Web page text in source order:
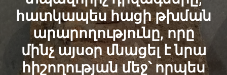
հատկապես հացի թխման
արարողությունը, որը
մինչ այսօր մնացել է նրա
հիշողության մեջ՝ որպես